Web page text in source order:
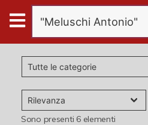
Digital
Humanities
Donazioni
Pubblicazioni
Sono presenti 6elementi